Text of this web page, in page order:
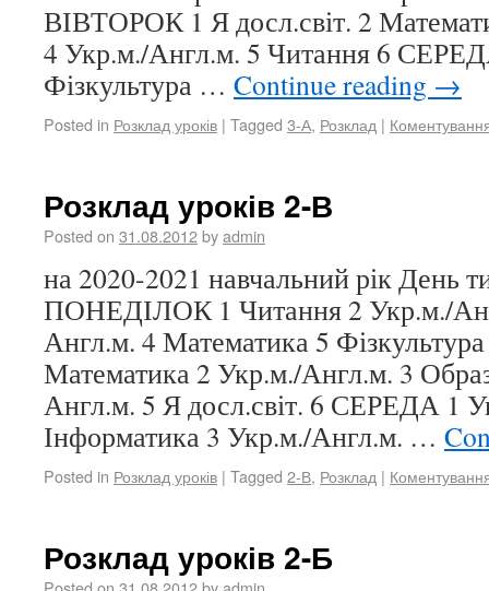
ВІВТОРОК 1 Я досл.світ. 2
4 Укр.м./Англ.м. 5 Читання 6
Фізкультура … Continue reading →
Posted in Розклад уроків | Tagged 3-А, Розклад |
Розклад уроків 2-В
Posted on 31.08.2012byadmin
на 2020-2021 навчальний рік День
ПОНЕДІЛОК 1 Читання 2 Укр.м./
Англ.м. 4 Математика 5
Математика 2 Укр.м./Англ.м. 3
Англ.м. 5 Я досл.світ. 6 СЕРЕДА 1
Інформатика 3 Укр.м./Англ.м. …
Posted in Розклад уроків | Tagged 2-В, Розклад |
Розклад уроків 2-Б